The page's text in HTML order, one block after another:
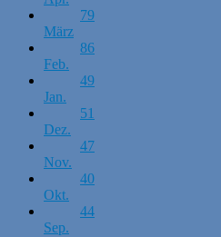
79
März
86
Feb.
49
Jan.
51
Dez.
47
Nov.
40
Okt.
44
Sep.